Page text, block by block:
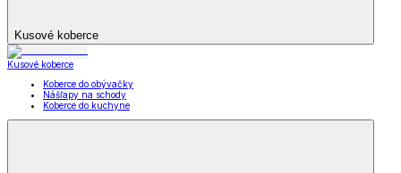
Kusové koberce
Kusové koberce
Koberce do obývačky
Nášľapy na schody
Koberce do kuchyne